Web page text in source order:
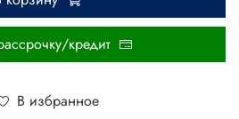
В избранное
кредит